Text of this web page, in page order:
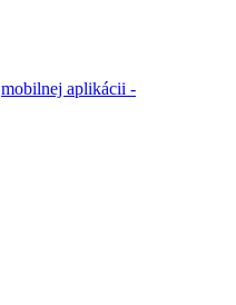
mobilnej aplikácii -